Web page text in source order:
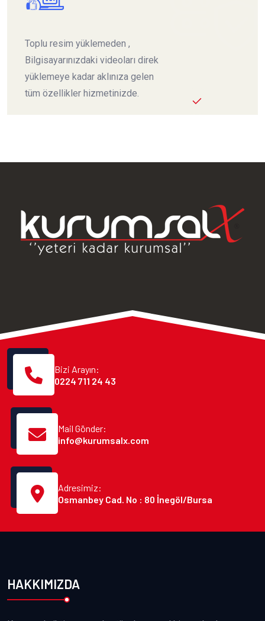
Toplu resim yüklemeden ,
Bilgisayarınızdaki videoları direk
yüklemeye kadar aklınıza gelen
tüm özellikler hizmetinizde.
Bizi Arayın:
0224 711 24 43
Mail Gönder:
info@kurumsalx.com
Adresimiz:
Osmanbey Cad. No : 80 İnegöl/Bursa
HAKKIMIZDA